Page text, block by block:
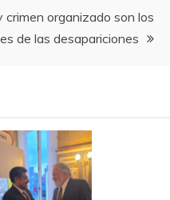
crimen organizado son los
de las desapariciones